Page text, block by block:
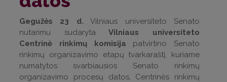
Gegužės 23 d. Vilniaus universiteto Senato
nutarimu sudaryta Vilniaus universiteto
Centrinė rinkimų komisija patvirtino Senato
rinkimų organizavimo etapų tvarkaraštį, kuriame
numatytos svarbiausios Senato rinkimų
organizavimo procesų datos, Centrinės rinkimų